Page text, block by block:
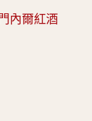
內爾紅酒